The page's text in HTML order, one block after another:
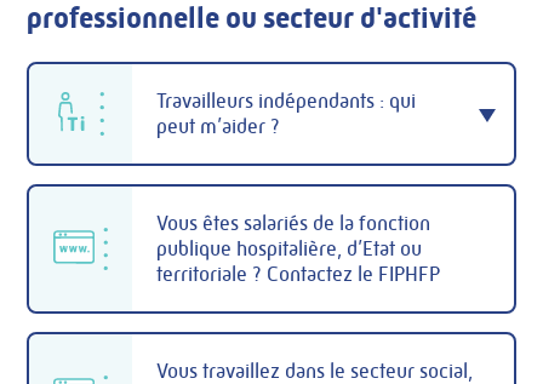
professionnelle ou secteur d'activité
Travailleurs indépendants : qui
peut m’aider ?
Vous êtes salariés de la fonction
publique hospitalière, d’Etat ou
territoriale ? Contactez le FIPHFP
Vous travaillez dans le secteur social,